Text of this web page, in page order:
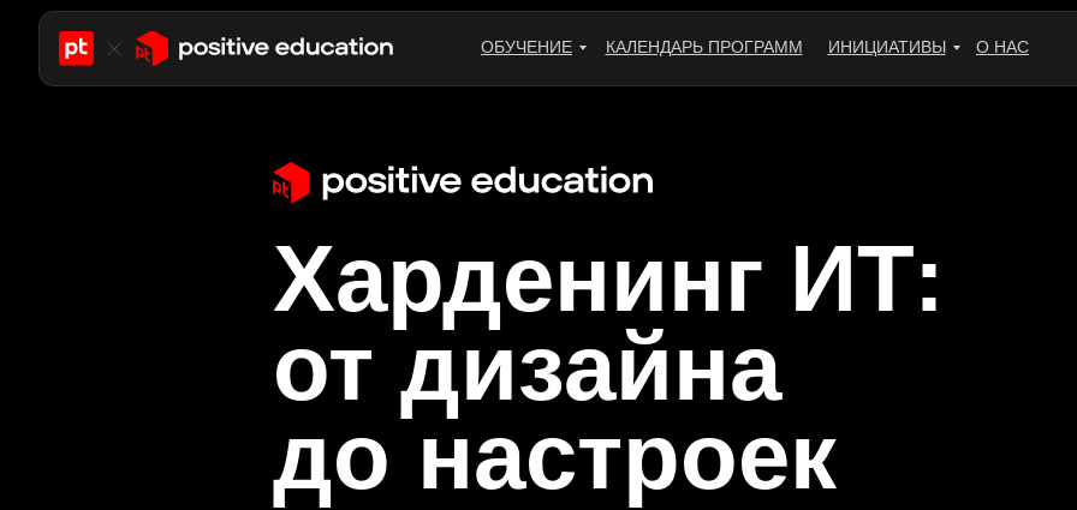
ОБУЧЕНИЕ КАЛЕНДАРЬ ПРОГРАММ ИНИЦИАТИВЫ О НАС
Харденинг ИТ:
от дизайна
до настроек